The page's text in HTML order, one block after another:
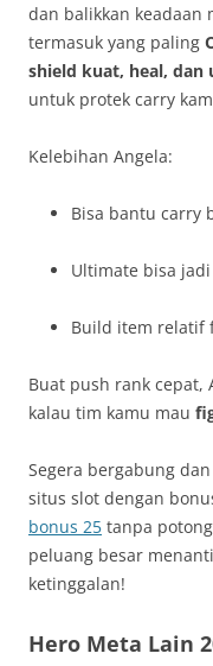
dan balikkan keadaan
termasuk yang paling
shield kuat, heal,
untuk protek carry
Kelebihan Angela:
Bisa bantu carry
Ultimate bisa
Build item relatif
Buat push rank cepat,
kalau tim kamu mau
Segera bergabung
situs slot dengan
bonus 25 tanpa
peluang besar
ketinggalan!
Hero Meta Lain